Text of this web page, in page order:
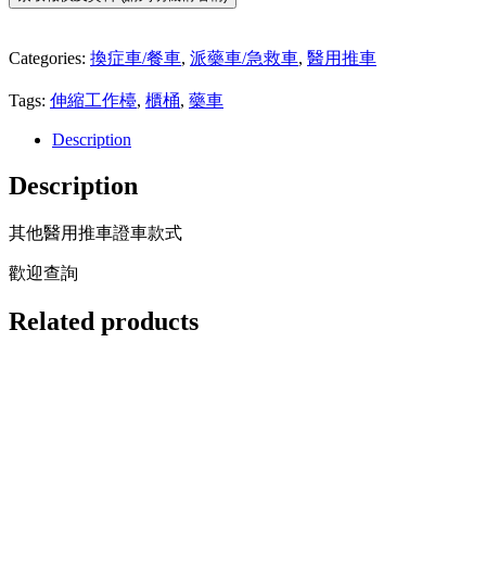
Categories: 換症車/餐車, 派藥車/急救車, 醫用推車
Tags: 伸縮工作檯, 櫃桶, 藥車
Description
Description
其他醫用推車證車款式
歡迎查詢
Related products